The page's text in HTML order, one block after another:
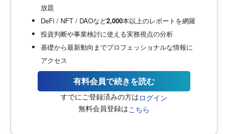
放題
DeFi / NFT / DAOなど2,000本以上のレポートを網羅
投資判断や事業検討に使える実務視点の分析
基礎から最新動向までプロフェッショナルな情報に
アクセス
有料会員で続きを読む
すでにご登録済みの方はログイン
無料会員登録はこちら